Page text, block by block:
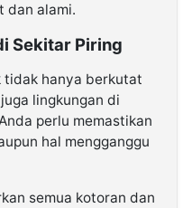
dan alami.
Sekitar Piring
tidak hanya berkutat
lingkungan di
perlu memastikan
hal mengganggu
semua kotoran dan